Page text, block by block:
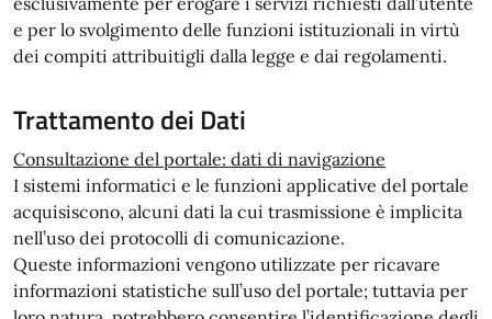
e per lo svolgimento delle funzioni istituzionali in virtù
dei compiti attribuitigli dalla legge e dai regolamenti.
Trattamento dei Dati
Consultazione del portale: dati di navigazione
I sistemi informatici e le funzioni applicative del portale
acquisiscono, alcuni dati la cui trasmissione è implicita
nell’uso dei protocolli di comunicazione.
Queste informazioni vengono utilizzate per ricavare
informazioni statistiche sull’uso del portale; tuttavia per